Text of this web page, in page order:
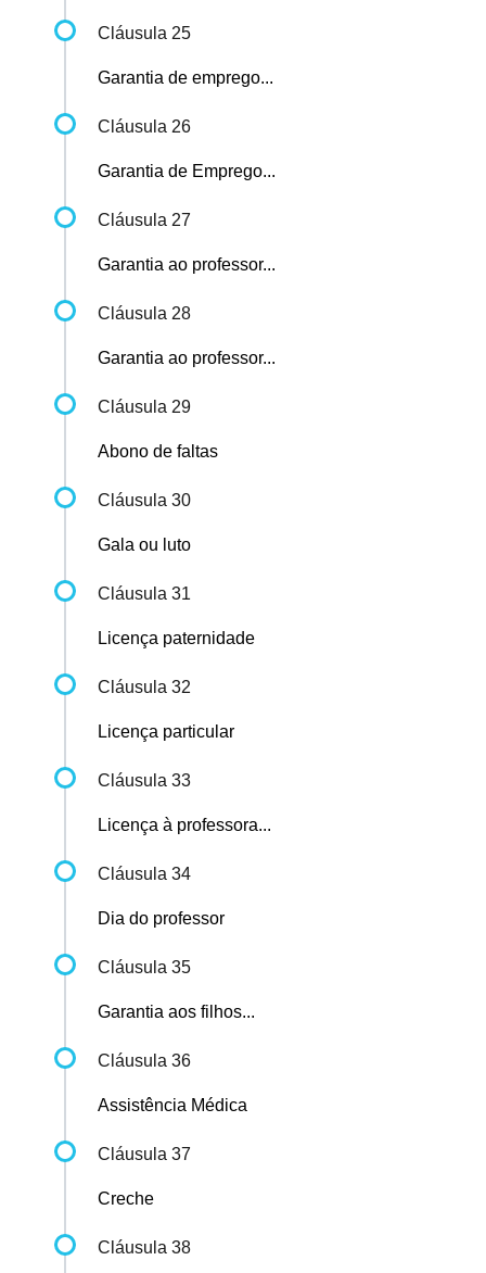
Cláusula 25
Garantia de emprego...
Cláusula 26
Garantia de Emprego...
Cláusula 27
Garantia ao professor...
Cláusula 28
Garantia ao professor...
Cláusula 29
Abono de faltas
Cláusula 30
Gala ou luto
Cláusula 31
Licença paternidade
Cláusula 32
Licença particular
Cláusula 33
Licença à professora...
Cláusula 34
Dia do professor
Cláusula 35
Garantia aos filhos...
Cláusula 36
Assistência Médica
Cláusula 37
Creche
Cláusula 38